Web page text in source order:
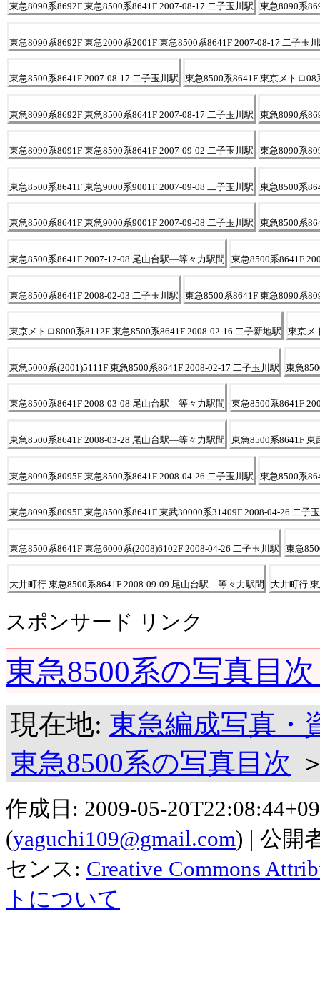
東急8090系8692F 東急8500系8641F 2007-08-17 二子玉川駅 東急8090系
東急8090系8692F 東急2000系2001F 東急8500系8641F 2007-08-17 二子玉
東急8500系8641F 2007-08-17 二子玉川駅 東急8500系8641F 東京メトロ
東急8090系8692F 東急8500系8641F 2007-08-17 二子玉川駅 東急8090系
東急8090系8091F 東急8500系8641F 2007-09-02 二子玉川駅 東急8090系
東急8500系8641F 東急9000系9001F 2007-09-08 二子玉川駅 東急8500系
東急8500系8641F 東急9000系9001F 2007-09-08 二子玉川駅 東急8500系
東急8500系8641F 2007-12-08 尾山台駅―等々力駅間 東急8500系8641F
東急8500系8641F 2008-02-03 二子玉川駅 東急8500系8641F 東急8090系
東京メトロ8000系8112F 東急8500系8641F 2008-02-16 二子新地駅 東京メ
東急5000系(2001)5111F 東急8500系8641F 2008-02-17 二子玉川駅 東急
東急8500系8641F 2008-03-08 尾山台駅―等々力駅間 東急8500系8641F
東急8500系8641F 2008-03-28 尾山台駅―等々力駅間 東急8500系8641F 東
東急8090系8095F 東急8500系8641F 2008-04-26 二子玉川駅 東急8500系
東急8090系8095F 東急8500系8641F 東武30000系31409F 2008-04-26 二子
東急8500系8641F 東急6000系(2008)6102F 2008-04-26 二子玉川駅 東急
大井町行 東急8500系8641F 2008-09-09 尾山台駅―等々力駅間 大井町行
スポンサード リンク
東急8500系の写真目次
現在地: 東急編成写真・
東急8500系の写真目次
作成日: 2009-05-
(yaguchi109@gmail.com)
公開
センス: Creative Commons
トについて